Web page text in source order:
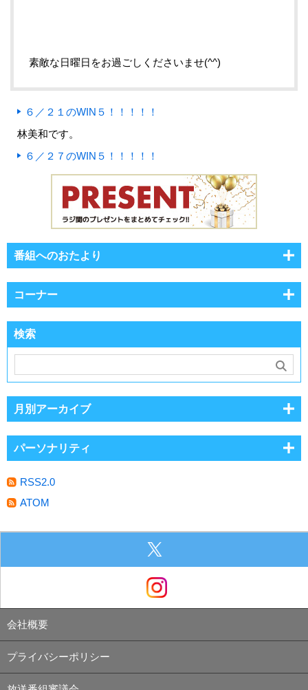
素敵な日曜日をお過ごしくださいませ(^^)
６／２１のWIN５！！！！！
林美和です。
６／２７のWIN５！！！！！
番組へのおたより
コーナー
検索
月別アーカイブ
パーソナリティ
RSS2.0
ATOM
会社概要
プライバシーポリシー